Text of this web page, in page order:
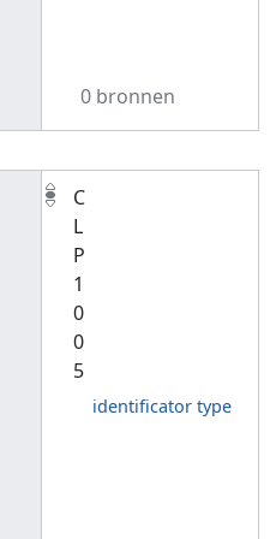
0 bronnen
C
L
P
1
0
0
5
identificator type